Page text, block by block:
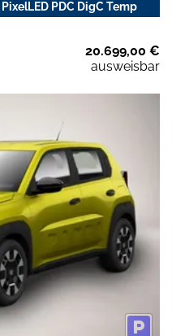
PDC DigC Temp
20.699,00 €
ausweisbar